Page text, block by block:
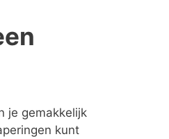
je gemakkelijk
kunt